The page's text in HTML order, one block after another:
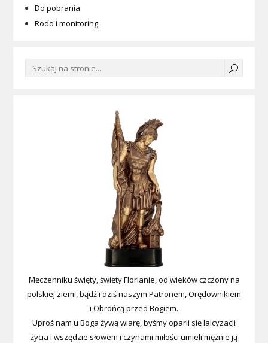
Do pobrania
Rodo i monitoring
Męczenniku święty, święty Florianie, od wieków czczony na
polskiej ziemi, bądź i dziś naszym Patronem, Orędownikiem
i Obrońcą przed Bogiem.
Uproś nam u Boga żywą wiarę, byśmy oparli się laicyzacji
życia i wszędzie słowem i czynami miłości umieli mężnie ją